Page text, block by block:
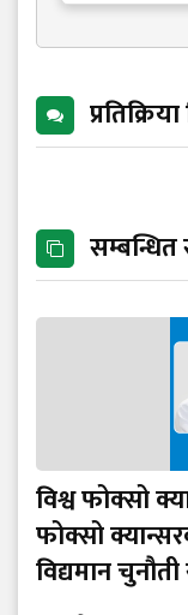
विश्व फोक्सो
फोक्सो
विद्यमान